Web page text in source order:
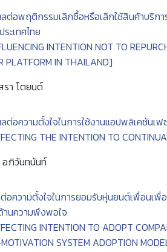
ต่อพฤติกรรมเลิกซื้อหรือเลิกใช้สินค้าบริ
ะเทศไทย
INTENTION NOT TO
PLATFORM IN THAILAND]
า โตยนต์
อความตั้งใจในการใช้งานแอปพลิเคชันเ
THE INTENTION TO
อภิวันทนันท์
อความตั้งใจในการยอมรับหุ่นยนต์เพื่อนเ
านความพึงพอใจ
INTENTION TO ADOPT
SYSTEM ADOPTION